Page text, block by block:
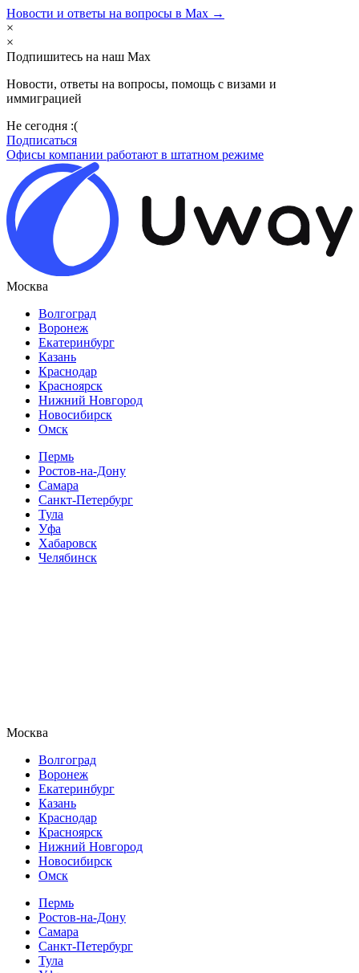
Новости и ответы на вопросы в Max →
×
×
Подпишитесь на наш Max
Новости, ответы на вопросы, помощь с визами и
иммиграцией
Не сегодня :(
Подписаться
Офисы компании работают в штатном режиме
Москва
Волгоград
Воронеж
Екатеринбург
Казань
Краснодар
Красноярск
Нижний Новгород
Новосибирск
Омск
Пермь
Ростов-на-Дону
Самара
Санкт-Петербург
Тула
Уфа
Хабаровск
Челябинск
Москва
Волгоград
Воронеж
Екатеринбург
Казань
Краснодар
Красноярск
Нижний Новгород
Новосибирск
Омск
Пермь
Ростов-на-Дону
Самара
Санкт-Петербург
Тула